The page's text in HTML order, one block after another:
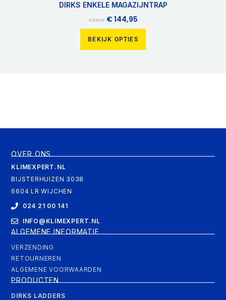
DIRKS ENKELE MAGAZIJNTRAP
VANAF €144,95
BEKIJK OPTIES
OVER ONS
KLIMEXPERT.NL
BIJSTERHUIZEN 3038
6604 LR WIJCHEN
024 21 00 141
INFO@KLIMEXPERT.NL
ALGEMENE INFORMATIE
VERZENDING
RETOURNEREN
ALGEMENE VOORWAARDEN
PRODUCTEN
DIRKS LADDERS